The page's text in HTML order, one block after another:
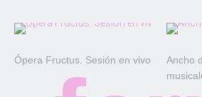
Ópera Fructus. Sesión en vivo
Ancho